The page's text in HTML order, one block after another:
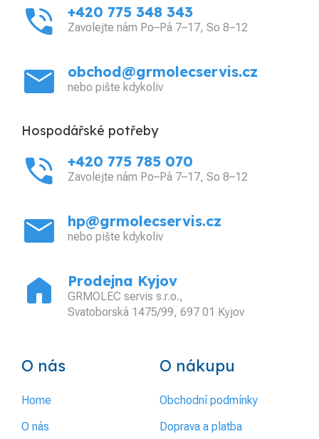
phone_in_talk +420 775 348 343
Zavolejte nám Po–Pá 7–17, So 8–12
mail obchod@grmolecservis.cz
nebo pište kdykoliv
Hospodářské potřeby
phone_in_talk +420 775 785 070
Zavolejte nám Po–Pá 7–17, So 8–12
mail hp@grmolecservis.cz
nebo pište kdykoliv
home Prodejna Kyjov
GRMOLEC servis s.r.o.,
Svatoborská 1475/99, 697 01 Kyjov
O nás
Home
O nás
O nákupu
Obchodní podmínky
Doprava a platba